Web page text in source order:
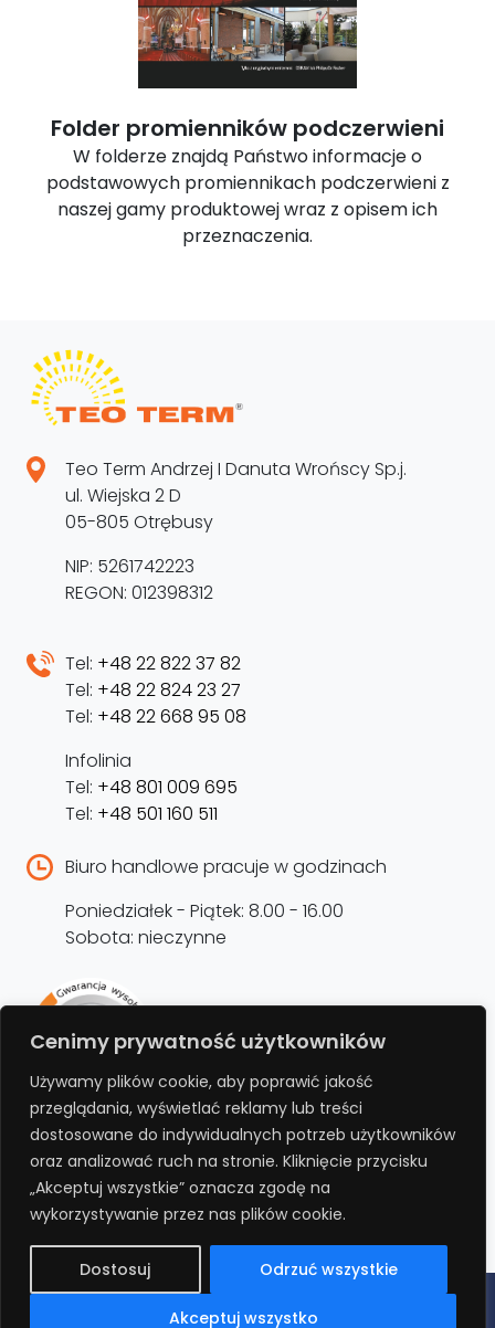
Cenimy prywatność użytkowników
Używamy plików cookie, aby poprawić jakość
przeglądania, wyświetlać reklamy lub treści
dostosowane do indywidualnych potrzeb użytkowników
oraz analizować ruch na stronie. Kliknięcie przycisku
„Akceptuj wszystkie” oznacza zgodę na
wykorzystywanie przez nas plików cookie.
Dostosuj Odrzuć wszystkie
Akceptuj wszystko
Folder promienników podczerwieni
W folderze znajdą Państwo informacje o
podstawowych promiennikach podczerwieni z
naszej gamy produktowej wraz z opisem ich
przeznaczenia.
Teo Term Andrzej I Danuta Wrońscy Sp.j.
ul. Wiejska 2 D
05-805 Otrębusy
NIP: 5261742223
REGON: 012398312
Tel: +48 22 822 37 82
Tel: +48 22 824 23 27
Tel: +48 22 668 95 08
Infolinia
Tel: +48 801 009 695
Tel: +48 501 160 511
Biuro handlowe pracuje w godzinach
Poniedziałek - Piątek: 8.00 - 16.00
Sobota: nieczynne
przedłużenie gwarancji
Bezpłatnie przedłuż gwarancję o kolejne 12
miesięcy rejestrując produkt na stronie.
REJESTRUJ
Polityka prywatności Regulamin RODO